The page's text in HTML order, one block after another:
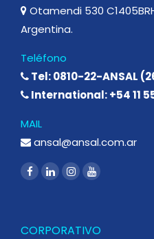
Otamendi 530
Argentina.
Teléfono
Tel: 0810-22-ANSAL
International: +54 11
MAIL
ansal@ansal.com.ar
CORPORATIVO